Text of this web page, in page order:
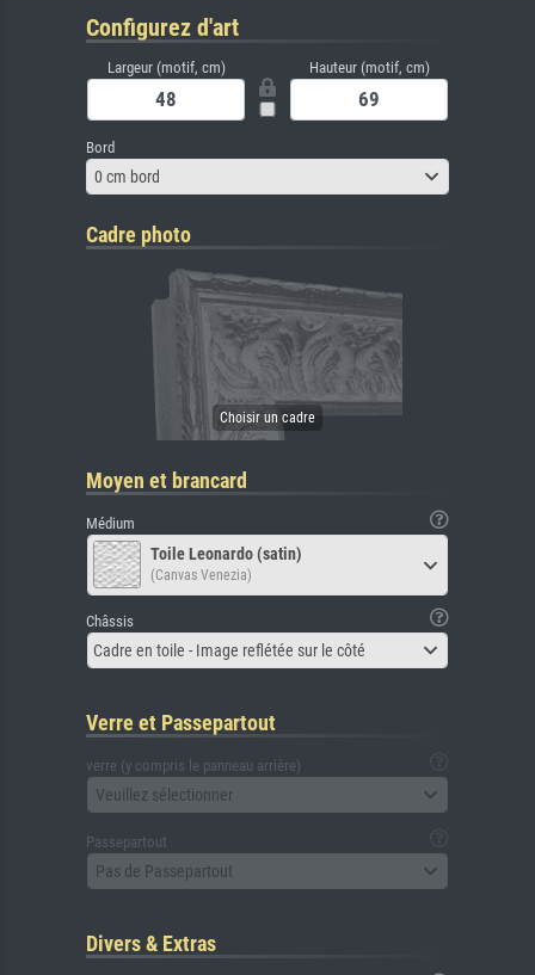
Configurez d'art
Largeur (motif, cm) Hauteur (motif, cm)
Bord
0 cm bord
Cadre photo
Moyen et brancard
Médium
Toile Leonardo (satin)
(Canvas Venezia)
Châssis
Cadre en toile - Image reflétée sur le côté
Verre et Passepartout
verre (y compris le panneau arrière)
Veuillez sélectionner
Passepartout
Pas de Passepartout
Divers & Extras